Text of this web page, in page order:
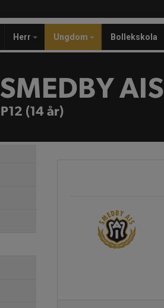
Herr Ungdom Bollekskola
SMEDBY AIS
P12 (14 år)